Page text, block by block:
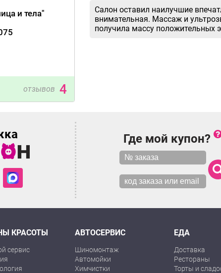
и тела"
отзывов 4
Салон оставил наилучшие
внимательная. Массаж и
получила массу положительных
Где мой купон?
КРАСОТЫ
сервис
АВТОСЕРВИС
Шиномонтаж
Автомойки
Химчистки
ЕДА
Доставка
Рестораны
Торты и